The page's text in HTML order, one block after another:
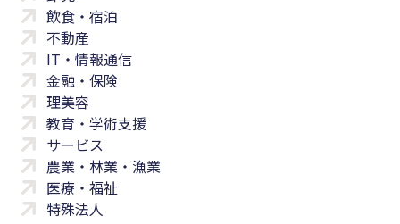
飲食・宿泊
不動産
IT・情報通信
金融・保険
理美容
教育・学術支援
サービス
農業・林業・漁業
医療・福祉
特殊法人